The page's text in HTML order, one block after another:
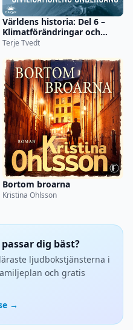
Världens historia: Del 6 –
Klimatförändringar och
civilisationers undergång
Terje Tvedt
Bortom broarna
Kristina Ohlsson
dig bäst?
ljudbokstjänsterna i
och gratis
→